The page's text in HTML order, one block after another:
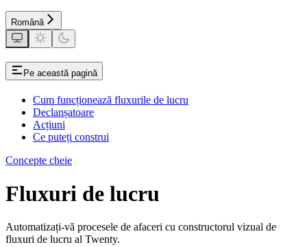
Română
Pe această pagină
Cum funcționează fluxurile de lucru
Declanșatoare
Acțiuni
Ce puteți construi
Concepte cheie
Fluxuri de lucru
Automatizați-vă procesele de afaceri cu constructorul vizual de
fluxuri de lucru al Twenty.